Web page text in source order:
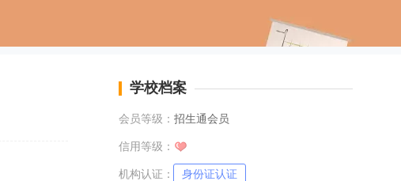
学校档案
会员等级： 招生通会员
信用等级：
机构认证： 身份证认证